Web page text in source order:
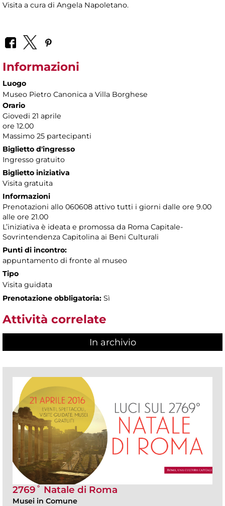
Visita a cura di Angela Napoletano.
Informazioni
Luogo
Museo Pietro Canonica a Villa Borghese
Orario
Giovedi 21 aprile
ore 12.00
Massimo 25 partecipanti
Biglietto d'ingresso
Ingresso gratuito
Biglietto iniziativa
Visita gratuita
Informazioni
Prenotazioni allo 060608 attivo tutti i giorni dalle ore 9.00
alle ore 21.00
L’iniziativa è ideata e promossa da Roma Capitale-
Sovrintendenza Capitolina ai Beni Culturali
Punti di incontro:
appuntamento di fronte al museo
Tipo
Visita guidata
Prenotazione obbligatoria: Sì
Attività correlate
In archivio
2769˚ Natale di Roma
Musei in Comune